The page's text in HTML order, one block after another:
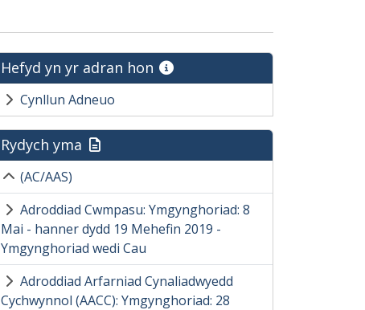
Hefyd yn yr adran hon
Cynllun Adneuo
Rydych yma
(AC/AAS)
Adroddiad Cwmpasu: Ymgynghoriad: 8
Mai - hanner dydd 19 Mehefin 2019 -
Ymgynghoriad wedi Cau
Adroddiad Arfarniad Cynaliadwyedd
Cychwynnol (AACC): Ymgynghoriad: 28